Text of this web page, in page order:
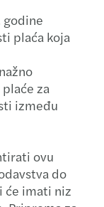
godine
plaća koja
za
između
ovu
do
će imati niz